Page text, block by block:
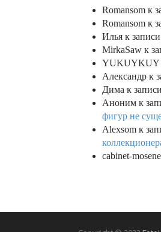
Romansom к
Romansom к
Илья к записи
MirkaSaw к
YUKUYKUY
Александр к
Дима к записи
Аноним к
фигур не
Alexsom к
cabinet-